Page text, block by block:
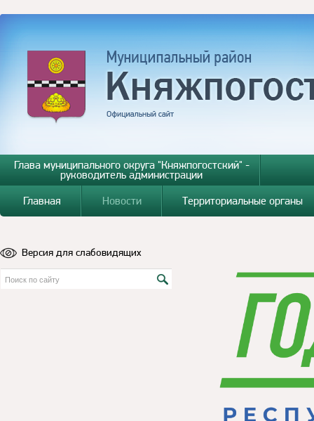
Глава муниципального округа "Княжпогостский" -
руководитель администрации
Главная
Новости Территориальные органы
Версия для слабовидящих